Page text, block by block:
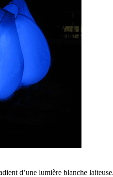
d’une lumière blanche